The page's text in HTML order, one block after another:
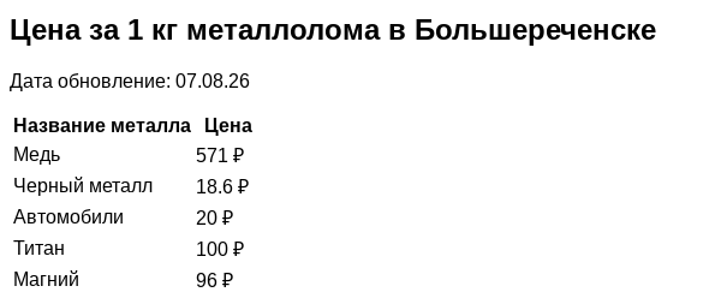
Цена за 1 кг металлолома в Большереченске
Дата обновление: 07.08.26
Название металла
Цена
Медь
571 ₽
Черный металл
18.6 ₽
Автомобили
20 ₽
Титан
100 ₽
Магний
96 ₽